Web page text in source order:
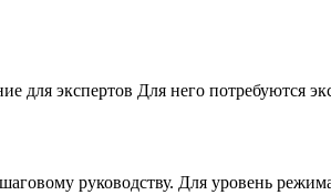
для экспертов Для него потребуются
руководству. Для уровень